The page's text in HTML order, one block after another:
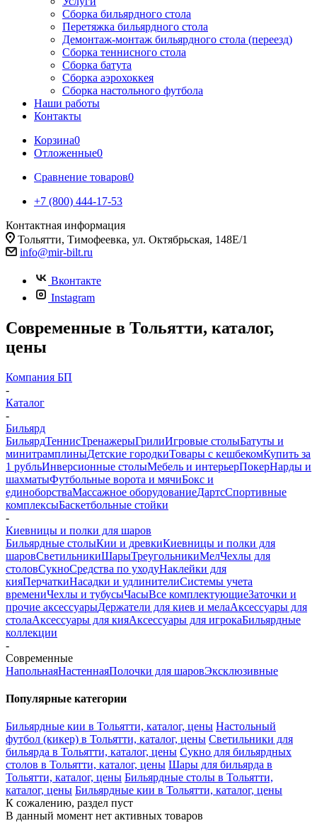
Сборка бильярдного стола
Перетяжка бильярдного стола
Демонтаж-монтаж бильярдного стола (переезд)
Сборка теннисного стола
Сборка батута
Сборка аэрохоккея
Сборка настольного футбола
Наши работы
Контакты
Корзина0
Отложенные0
Сравнение товаров0
+7 (800) 444-17-53
Контактная информация
Тольятти, Тимофеевка, ул. Октябрьская, 148Е/1
info@mir-bilt.ru
Вконтакте
Instagram
Современные в Тольятти, каталог,
цены
Компания БП
-
Каталог
-
Бильярд
БильярдТеннисТренажерыГрилиИгровые столыБатуты и
минитрамплиныДетские городкиТовары с кешбекомКупить за
1 рубльИнверсионные столыМебель и интерьерПокерНарды и
шахматыФутбольные ворота и мячиБокс и
единоборстваМассажное оборудованиеДартсСпортивные
комплексыБаскетбольные стойки
-
Киевницы и полки для шаров
Бильярдные столыКии и древкиКиевницы и полки для
шаровСветильникиШарыТреугольникиМелЧехлы для
столовСукноСредства по уходуНаклейки для
кияПерчаткиНасадки и удлинителиСистемы учета
времениЧехлы и тубусыЧасыВсе комплектующиеЗаточки и
прочие аксессуарыДержатели для киев и мелаАксессуары для
столаАксессуары для кияАксессуары для игрокаБильярдные
коллекции
-
Современные
НапольнаяНастеннаяПолочки для шаровЭксклюзивные
Популярные категории
Бильярдные кии в Тольятти, каталог, цены Настольный
футбол (кикер) в Тольятти, каталог, цены Светильники для
бильярда в Тольятти, каталог, цены Сукно для бильярдных
столов в Тольятти, каталог, цены Шары для бильярда в
Тольятти, каталог, цены Бильярдные столы в Тольятти,
каталог, цены Бильярдные кии в Тольятти, каталог, цены
К сожалению, раздел пуст
В данный момент нет активных товаров